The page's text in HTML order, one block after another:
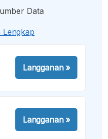
Data
Lengkap
Langganan»
Langganan»